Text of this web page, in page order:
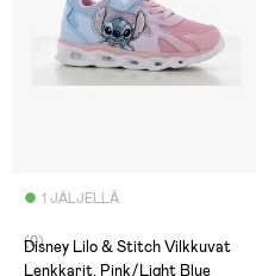
1 JÄLJELLÄ
(0)
Disney Lilo & Stitch Vilkkuvat
Lenkkarit, Pink/Light Blue